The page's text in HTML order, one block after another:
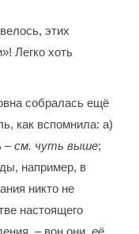
этих
Легко хоть
собралась ещё
как вспомнила: а)
–см. чуть выше;
например, в
никто не
настоящего
– вон они,её